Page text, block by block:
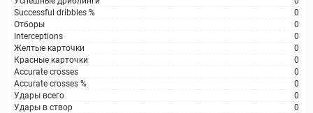
Successful dribbles %
0
Отборы
0
Interceptions
0
Желтые карточки
0
Красные карточки
0
Accurate crosses
0
Accurate crosses %
0
Удары всего
0
Удары в створ
0